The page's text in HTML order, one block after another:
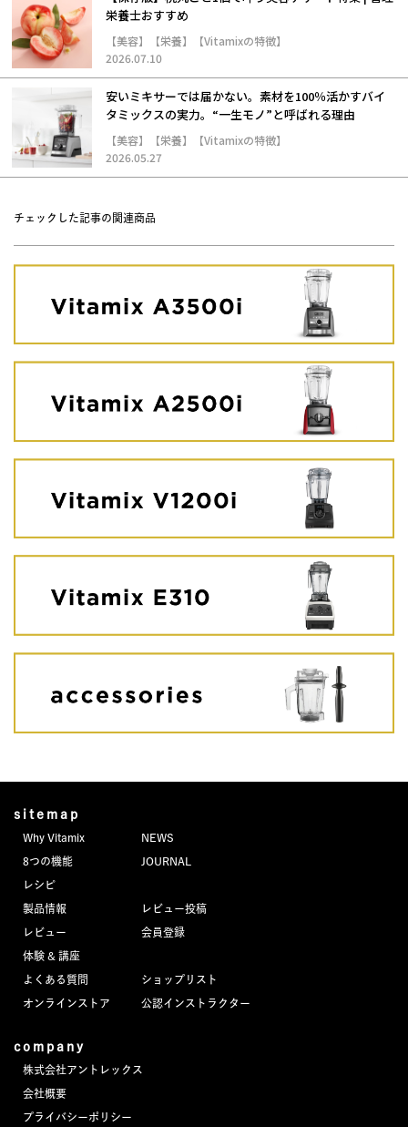
栄養士おすすめ
【美容】【栄養】【Vitamixの特徴】
2026.07.10
安いミキサーでは届かない。素材を100％活かすバイ
タミックスの実力。“一生モノ”と呼ばれる理由
【美容】【栄養】【Vitamixの特徴】
2026.05.27
チェックした記事の関連商品
sitemap
Why Vitamix
8つの機能
レシピ
製品情報
レビュー
体験 & 講座
よくある質問
オンラインストア
NEWS
JOURNAL
レビュー投稿
会員登録
ショップリスト
公認インストラクター
company
株式会社アントレックス
会社概要
プライバシーポリシー